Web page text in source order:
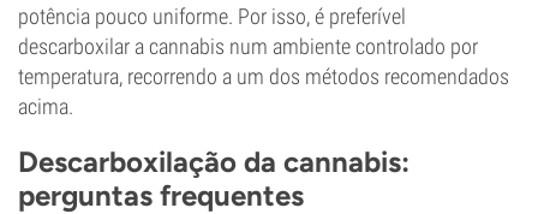
potência pouco uniforme. Por isso, é preferível
descarboxilar a cannabis num ambiente controlado por
temperatura, recorrendo a um dos métodos recomendados
acima.
Descarboxilação da cannabis:
perguntas frequentes